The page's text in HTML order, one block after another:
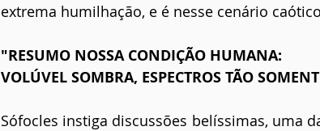
extrema humilhação, e é nesse cenário
"RESUMO NOSSA CONDIÇÃO HUMANA:
VOLÚVEL SOMBRA, ESPECTROS TÃO
Sófocles instiga discussões belíssimas, uma